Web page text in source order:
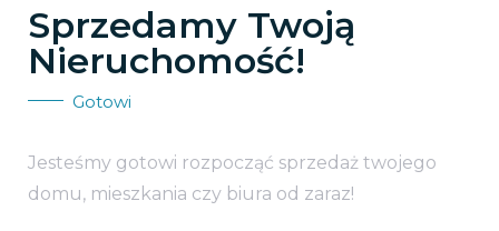
Sprzedamy Twoją
Nieruchomość!
Gotowi
Jesteśmy gotowi rozpocząć sprzedaż twojego
domu, mieszkania czy biura od zaraz!